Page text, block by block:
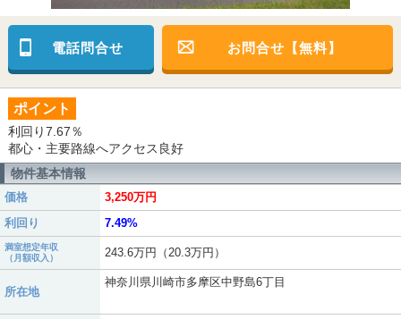
電話問合せ お問合せ【無料】
ポイント
利回り7.67％
都心・主要路線へアクセス良好
物件基本情報
価格
3,250万円
利回り
7.49%
満室想定年収
（月額収入）
243.6万円（20.3万円）
所在地
神奈川県川崎市多摩区中野島6丁目